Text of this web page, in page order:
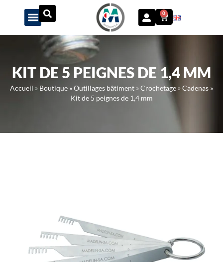
Panneau de gestion des cookies
0
KIT DE 5 PEIGNES DE 1,4 MM
Accueil » Boutique »Outillages bâtiment »Crochetage »Cadenas »
Kit de 5 peignes de 1,4 mm